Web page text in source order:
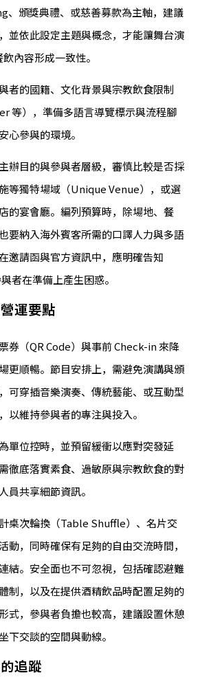
頒獎典禮、或慈善募款為主軸，建議
並依此設定主題與概念，才能讓舞台演
內容形成一致性。
者的國籍、文化背景與宗教飲食限制
等），準備多語言導覽標示與流程腳
心參與的環境。
辦目的與參與者層級，審慎比較是否採
等獨特場域（Unique Venue），或選
的宴會廳。編列預算時，除場地、餐
要納入海外賓客所需的口譯人力與多語
邀請函與官方資訊中，應明確告知
者在準備上產生困惑。
運要點
券（QR Code）與事前 Check-in 來降
更順暢。節目安排上，需避免演講與頒
可穿插音樂演奏、傳統藝能、或互動型
以維持參與者的專注與投入。
單位控時，並預留緩衝以應對突發延
徹底落實素食、過敏原與宗教飲食的對
員共享細節資訊。
桌次輪換（Table Shuffle）、名片交
動，同時確保有足夠的自由交流時間，
結。安全面也不可忽視，包括確認避難
制，以及在提供酒精飲品時配置足夠的
式，參與者負擔也較高，建議設置休憩
下交談的空間與動線。
追蹤